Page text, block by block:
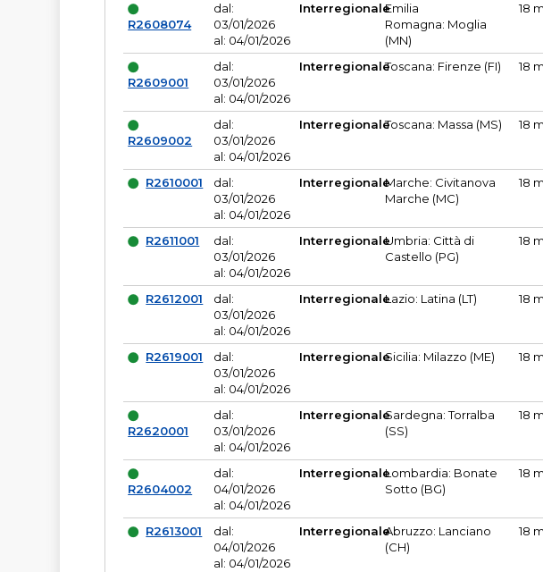
R2608074
dal:
03/01/2026
al: 04/01/2026
InterregionaleEmilia
Romagna: Moglia
(MN)
18 m
R2609001
dal:
03/01/2026
al: 04/01/2026
InterregionaleToscana: Firenze (FI) 18 m
R2609002
dal:
03/01/2026
al: 04/01/2026
InterregionaleToscana: Massa (MS) 18 m
R2610001
dal:
03/01/2026
al: 04/01/2026
InterregionaleMarche: Civitanova
Marche (MC)
18 m
R2611001
dal:
03/01/2026
al: 04/01/2026
InterregionaleUmbria: Città di
Castello (PG)
18 m
R2612001
dal:
03/01/2026
al: 04/01/2026
InterregionaleLazio: Latina (LT) 18 m
R2619001
dal:
03/01/2026
al: 04/01/2026
InterregionaleSicilia: Milazzo (ME) 18 m
R2620001
dal:
03/01/2026
al: 04/01/2026
InterregionaleSardegna: Torralba
(SS)
18 m
R2604002
dal:
04/01/2026
al: 04/01/2026
InterregionaleLombardia: Bonate
Sotto (BG)
18 m
R2613001
dal:
04/01/2026
al: 04/01/2026
InterregionaleAbruzzo: Lanciano
(CH)
18 m